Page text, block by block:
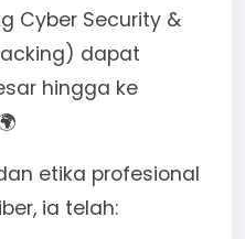
Cyber Security &
dapat
hingga ke
etika profesional
ia telah: